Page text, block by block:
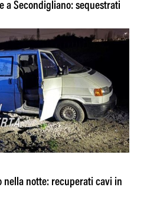
a Secondigliano: sequestrati
nella notte: recuperati cavi in